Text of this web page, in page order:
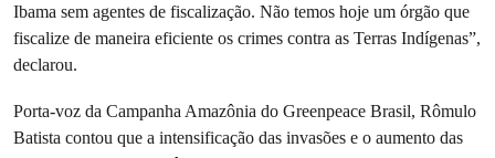
Ibama sem agentes de fiscalização. Não temos hoje um órgão que
fiscalize de maneira eficiente os crimes contra as Terras Indígenas”,
declarou.
Porta-voz da Campanha Amazônia do Greenpeace Brasil, Rômulo
Batista contou que a intensificação das invasões e o aumento das